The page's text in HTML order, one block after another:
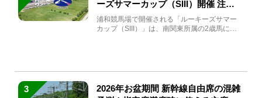
ーズサマーカップ（SIII）開催 注目
馬と見どころをチェック
浦和競馬場で開催される「ルーキーズサマー
カップ（SIII）」は、南関東所属の2歳馬によ
3
2026年お盆期間 新幹線自由席の混雑